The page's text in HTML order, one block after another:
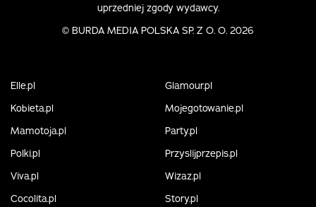
uprzedniej zgody wydawcy.
© BURDA MEDIA POLSKA SP. Z O. O. 2026
Elle.pl
Glamour.pl
Kobieta.pl
Mojegotowanie.pl
Mamotoja.pl
Party.pl
Polki.pl
Przyslijprzepis.pl
Viva.pl
Wizaz.pl
Cocolita.pl
Story.pl